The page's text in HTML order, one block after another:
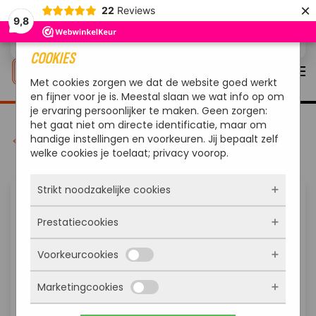
9,8
22 Reviews ×
Overslaan en naar de inhoud gaan
terug
COOKIES
Met cookies zorgen we dat de website goed werkt
en fijner voor je is. Meestal slaan we wat info op om
je ervaring persoonlijker te maken. Geen zorgen:
het gaat niet om directe identificatie, maar om
handige instellingen en voorkeuren. Jij bepaalt zelf
welke cookies je toelaat; privacy voorop.
Strikt noodzakelijke cookies
Deze cookies zorgen ervoor dat de website
überhaupt werkt. Ze zijn dus altijd actief en
kunnen niet worden uitgezet. Meestal worden
ze alleen geplaatst als jij iets doet, zoals
inloggen, een formulier invullen of je
privacyvoorkeuren opslaan. Je kunt je browser
zo instellen dat hij deze cookies blokkeert of je
Prestatiecookies
Met deze cookies zien we hoe vaak onze site
bezocht wordt, waar bezoekers vandaan
komen en welke pagina’s populair zijn. Zo
kunnen we de website blijven verbeteren.
Voorkeurcookies
Deze cookies onthouden jouw voorkeuren.
Bijvoorbeeld taalkeuze of ingevulde gegevens.
Marketingcookies